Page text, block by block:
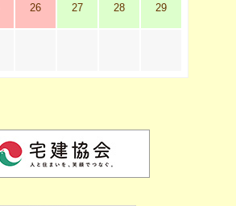
26 27 28 29